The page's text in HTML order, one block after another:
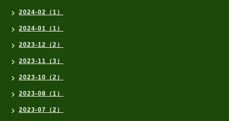
2024-02（1）
2024-01（1）
2023-12（2）
2023-11（3）
2023-10（2）
2023-08（1）
2023-07（2）